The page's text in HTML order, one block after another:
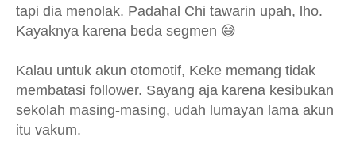
tapi dia menolak. Padahal Chi tawarin upah, lho.
Kayaknya karena beda segmen 😅
Kalau untuk akun otomotif, Keke memang tidak
membatasi follower. Sayang aja karena kesibukan
sekolah masing-masing, udah lumayan lama akun
itu vakum.